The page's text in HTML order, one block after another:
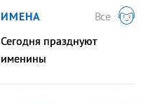
ИМЕНА
Все
Сегодня празднуют
именины